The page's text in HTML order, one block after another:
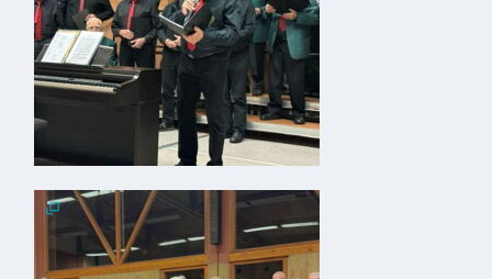
Geplante
Regionalbahn
1907
Gemarkungen
1816
Schulbilder